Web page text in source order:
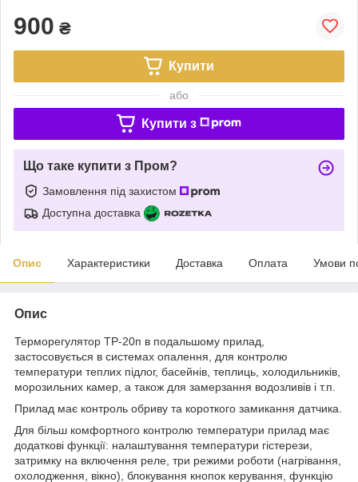
900 ₴
Купити
або
Купити з
Що таке купити з Пром?
Замовлення під захистом
Доступна доставка
Опис Характеристики Доставка Оплата Умови
Опис
Терморегулятор ТР-20п в подальшому прилад,
застосовується в системах опалення, для контролю
температури теплих підлог, басейнів, теплиць, холодильників,
морозильних камер, а також для замерзання водозливів і т.п.
Прилад має контроль обриву та короткого замикання датчика.
Для більш комфортного контролю температури прилад має
додаткові функції: налаштування температури гістерези,
затримку на включення реле, три режими роботи (нагрівання,
охолодження, вікно), блокування кнопок керування, функцію